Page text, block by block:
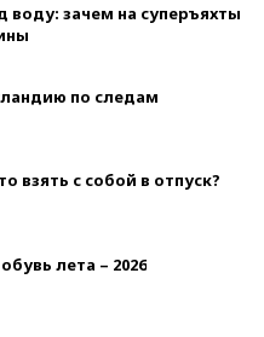
воду: зачем на суперъяхты
по следам
взять с собой в отпуск?
лета – 2026